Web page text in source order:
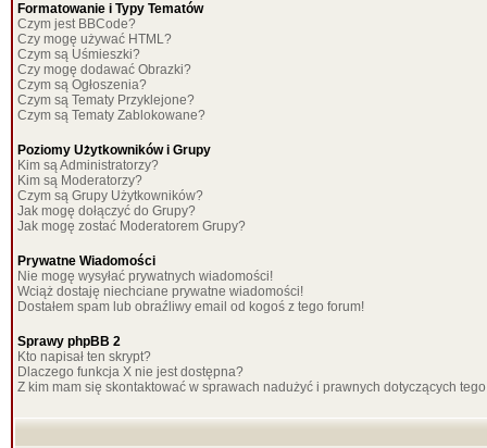
Formatowanie i Typy Tematów
Czym jest BBCode?
Czy mogę używać HTML?
Czym są Uśmieszki?
Czy mogę dodawać Obrazki?
Czym są Ogłoszenia?
Czym są Tematy Przyklejone?
Czym są Tematy Zablokowane?
Poziomy Użytkowników i Grupy
Kim są Administratorzy?
Kim są Moderatorzy?
Czym są Grupy Użytkowników?
Jak mogę dołączyć do Grupy?
Jak mogę zostać Moderatorem Grupy?
Prywatne Wiadomości
Nie mogę wysyłać prywatnych wiadomości!
Wciąż dostaję niechciane prywatne wiadomości!
Dostałem spam lub obraźliwy email od kogoś z tego forum!
Sprawy phpBB 2
Kto napisał ten skrypt?
Dlaczego funkcja X nie jest dostępna?
Z kim mam się skontaktować w sprawach nadużyć i prawnych dotyczących